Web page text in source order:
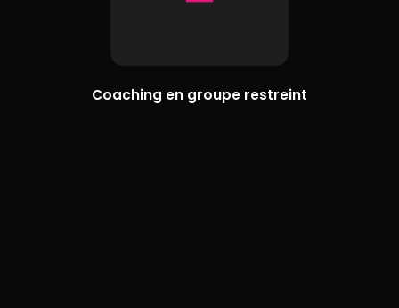
Coaching en groupe restreint